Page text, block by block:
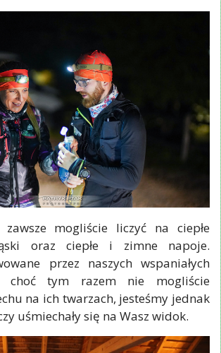
mogliście liczyć na ciepłe
oraz ciepłe i zimne napoje.
przez naszych wspaniałych
choć tym razem nie mogliście
na ich twarzach, jesteśmy jednak
uśmiechały się na Wasz widok.